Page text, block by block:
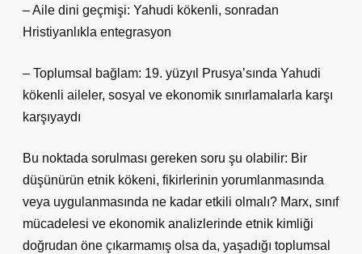
– Aile dini geçmişi: Yahudi kökenli, sonradan
Hristiyanlıkla entegrasyon
– Toplumsal bağlam: 19. yüzyıl Prusya’sında Yahudi
kökenli aileler, sosyal ve ekonomik sınırlamalarla karşı
karşıyaydı
Bu noktada sorulması gereken soru şu olabilir: Bir
düşünürün etnik kökeni, fikirlerinin yorumlanmasında
veya uygulanmasında ne kadar etkili olmalı? Marx, sınıf
mücadelesi ve ekonomik analizlerinde etnik kimliği
doğrudan öne çıkarmamış olsa da, yaşadığı toplumsal